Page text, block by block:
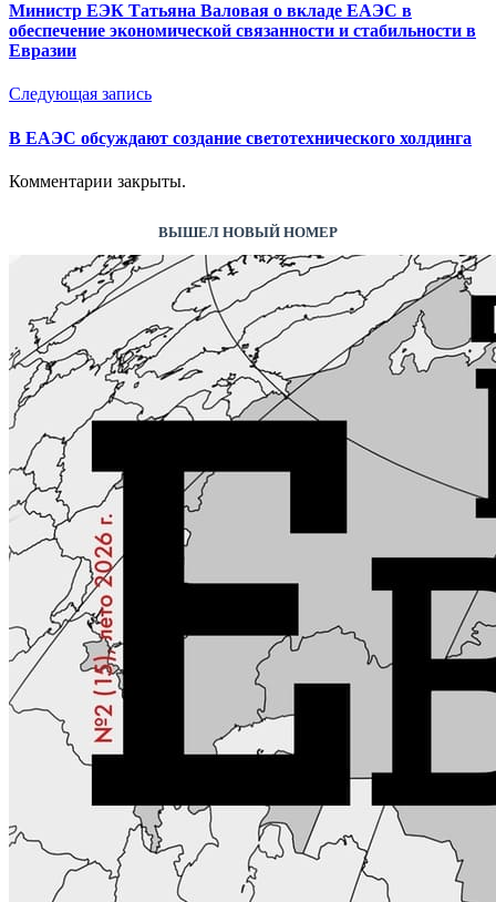
Министр ЕЭК Татьяна Валовая о вкладе ЕАЭС в
обеспечение экономической связанности и стабильности в
Евразии
Следующая запись
В ЕАЭС обсуждают создание светотехнического холдинга
Комментарии закрыты.
ВЫШЕЛ НОВЫЙ НОМЕР